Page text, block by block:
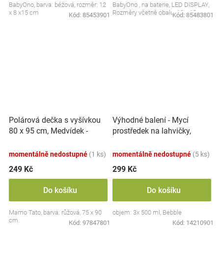
BabyOno, barva: béžová, rozměr: 12
x 8 x15 cm
Kód: 85453901
BabyOno , na baterie, LED DISPLAY,
Rozměry včetně obalu: 19 x 13 cm.
Kód: 85483801
Polárová dečka s vyšívkou
80 x 95 cm, Medvídek -
momentálně nedostupné (1 ks)
249 Kč
Do košíku
Mamo Tato, barva: růžová, 75 x 90
cm.
Kód: 97847801
Výhodné balení - Mycí
prostředek na lahvičky,
momentálně nedostupné (5 ks)
299 Kč
Do košíku
objem: 3x 500 ml, Bebble
Kód: 14210901